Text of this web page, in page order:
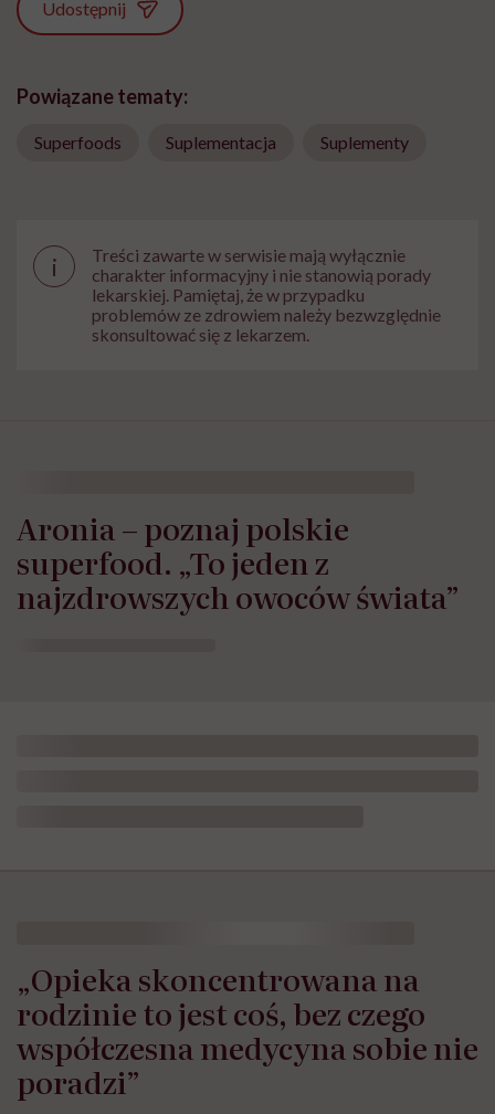
Udostępnij
Powiązane tematy:
Superfoods Suplementacja Suplementy
i
Treści zawarte w serwisie mają wyłącznie
charakter informacyjny i nie stanowią porady
lekarskiej. Pamiętaj, że w przypadku
problemów ze zdrowiem należy bezwzględnie
skonsultować się z lekarzem.
Aronia – poznaj polskie
superfood. „To jeden z
najzdrowszych owoców świata”
„Opieka skoncentrowana na
rodzinie to jest coś, bez czego
współczesna medycyna sobie nie
poradzi”